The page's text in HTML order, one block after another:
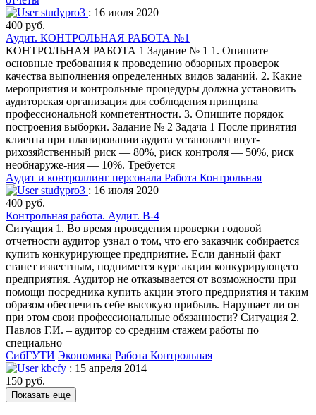
studypro3 : 16 июля 2020
400 руб.
Аудит. КОНТРОЛЬНАЯ РАБОТА №1
КОНТРОЛЬНАЯ РАБОТА 1 Задание № 1 1. Опишите
основные требования к проведению обзорных проверок
качества выполнения определенных видов заданий. 2. Какие
мероприятия и контрольные процедуры должна установить
аудиторская организация для соблюдения принципа
профессиональной компетентности. 3. Опишите порядок
построения выборки. Задание № 2 Задача 1 После принятия
клиента при планировании аудита установлен внут-
рихозяйственный риск — 80%, риск контроля — 50%, риск
необнаруже-ния — 10%. Требуется
Аудит и контроллинг персонала Работа Контрольная
studypro3 : 16 июля 2020
400 руб.
Контрольная работа. Аудит. В-4
Ситуация 1. Во время проведения проверки годовой
отчетности аудитор узнал о том, что его заказчик собирается
купить конкурирующее предприятие. Если данный факт
станет известным, поднимется курс акции конкурирующего
предприятия. Аудитор не отказывается от возможности при
помощи посредника купить акции этого предприятия и таким
образом обеспечить себе высокую прибыль. Нарушает ли он
при этом свои профессиональные обязанности? Ситуация 2.
Павлов Г.И. – аудитор со средним стажем работы по
специально
СибГУТИ Экономика Работа Контрольная
kbcfy : 15 апреля 2014
150 руб.
Показать еще